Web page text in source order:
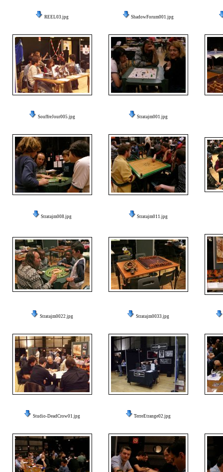
REEL03.jpg ShadowForum001.jpg
SouffreJour005.jpg Stratajm001.jpg
Stratajm008.jpg Stratajm011.jpg
Stratajm0022.jpg Stratajm0033.jpg
Studio-DeadCrow01.jpg TerreEtrange02.jpg